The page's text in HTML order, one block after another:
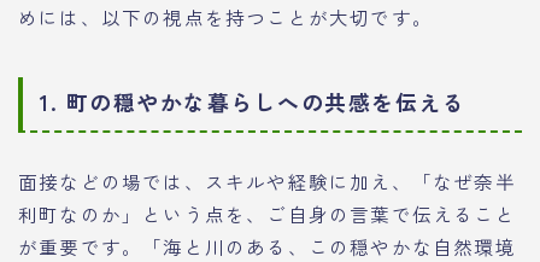
めには、以下の視点を持つことが大切です。
1. 町の穏やかな暮らしへの共感を伝える
面接などの場では、スキルや経験に加え、「なぜ奈半
利町なのか」という点を、ご自身の言葉で伝えること
が重要です。「海と川のある、この穏やかな自然環境